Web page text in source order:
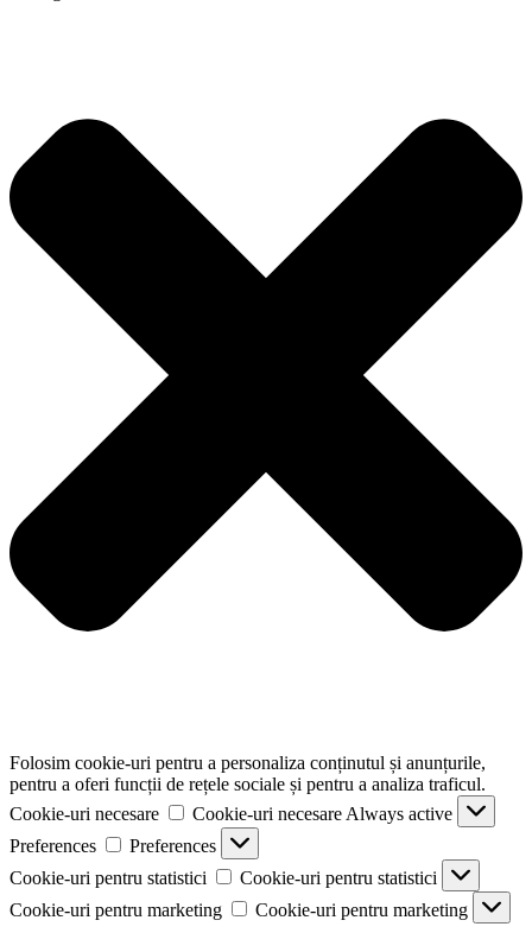
Folosim cookie-uri pentru a personaliza conținutul și anunțurile,
pentru a oferi funcții de rețele sociale și pentru a analiza traficul.
Cookie-uri necesare
Cookie-uri necesare Always active
Preferences
Preferences
Cookie-uri pentru statistici
Cookie-uri pentru statistici
Cookie-uri pentru marketing
Cookie-uri pentru marketing